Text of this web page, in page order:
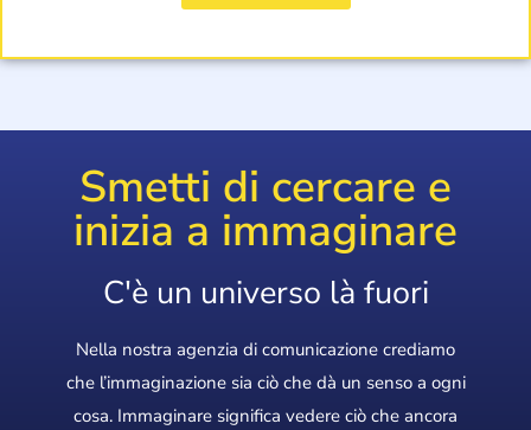
Smetti di cercare e
inizia a immaginare
C'è un universo là fuori
Nella nostra agenzia di comunicazione crediamo
che l’immaginazione sia ciò che dà un senso a ogni
cosa. Immaginare significa vedere ciò che ancora